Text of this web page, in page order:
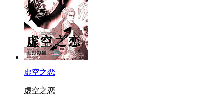
虚空之恋
虚空之恋